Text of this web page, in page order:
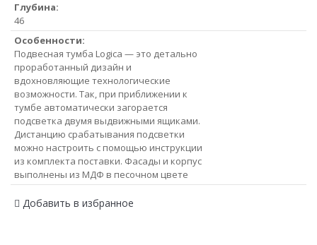
Глубина:
46
Особенности:
Подвесная тумба Logica — это детально
проработанный дизайн и
вдохновляющие технологические
возможности. Так, при приближении к
тумбе автоматически загорается
подсветка двумя выдвижными ящиками.
Дистанцию срабатывания подсветки
можно настроить с помощью инструкции
из комплекта поставки. Фасады и корпус
выполнены из МДФ в песочном цвете
Добавить в избранное